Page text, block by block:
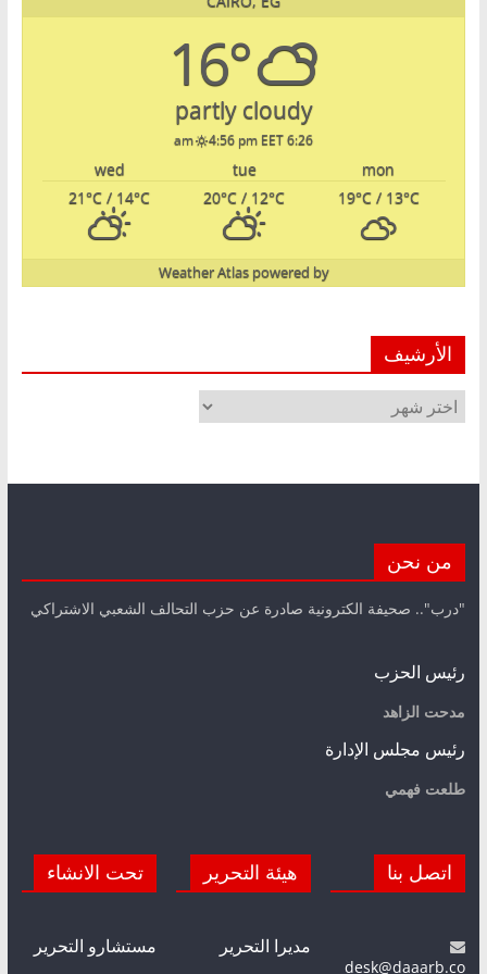
16°
partly cloudy
6:26 am
4:56 pm EET
mon
tue
wed
19°C/ 13°C
20°C / 12°C
21°C / 14°C
powered by
Weather Atlas
الأرشيف
الأرشيف
من نحن
"درب".. صحيفة الكترونية صادرة عن حزب التحالف الشعبي الاشتراكي
رئيس الحزب
مدحت الزاهد
رئيس مجلس الإدارة
طلعت فهمي
اتصل بنا
desk@daaarb.co
هيئة التحرير
مديرا التحرير
تحت الانشاء
مستشارو التحرير